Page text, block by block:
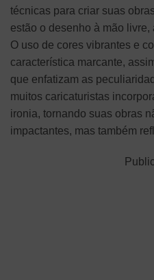
técnicas para criar suas
estão o desenho à mão
O uso de cores vibrantes e
característica marcante,
que enfatizam as
muitos caricaturistas
ironia, tornando suas obras
impactantes, mas também